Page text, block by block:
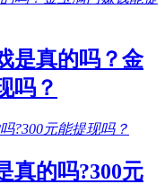
是真的吗？金
吗？
真的吗?300元